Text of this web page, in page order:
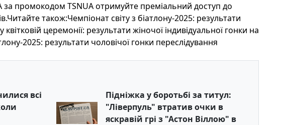
за промокодом TSNUA отримуйте преміальний доступ до
також:Чемпіонат світу з біатлону-2025: результати
церемонії: результати жіночої індивідуальної гонки на
2025: результати чоловічої гонки переслідування
всі
Підніжка у боротьбі за титул:
"Ліверпуль" втратив очки в
яскравій грі з "Астон Віллою" в